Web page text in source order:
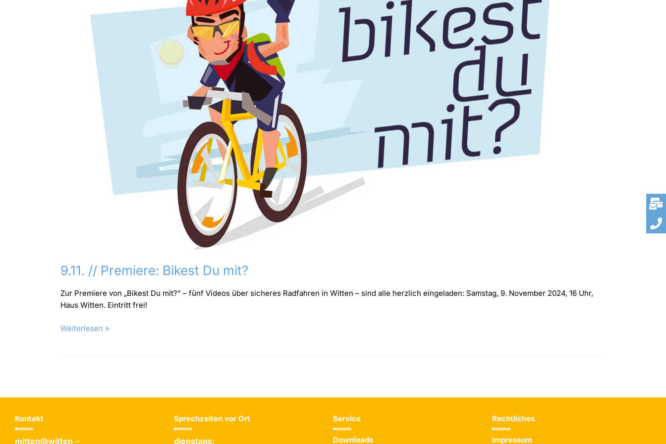
9.11. // Premiere: Bikest Du mit?
Zur Premiere von „Bikest Du mit?“ – fünf Videos über sicheres Radfahren in Witten – sind alle herzlich eingeladen: Samstag, 9. November 2024, 16 Uhr,
Haus Witten. Eintritt frei!
Weiterlesen »
Kontakt
mitten@witten –
Sprechzeiten vor Ort
dienstags:
Service
Downloads
Rechtliches
Impressum